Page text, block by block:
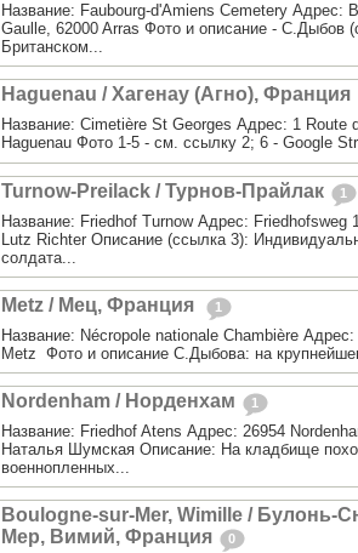
Название: Faubourg-d'Amiens Cemetery Адрес:
Gaulle, 62000 Arras Фото и описание - С.Дыбов
Британском...
Haguenau / Хагенау (Агно), Франция
Название: Сimetière St Georges Адрес: 1 Route
Haguenau Фото 1-5 - cм. ссылку 2; 6 - Google
Turnow-Preilack / Турнов-Прайлак 1
Название: Friedhof Turnow Адрес: Friedhofsweg
Lutz Richter Описание (ссылка 3):
солдата...
Metz / Мец, Франция ‎ 1
Название: Nécropole nationale Chambière
Metz ‎ Фото и описание С.Дыбова: на
Nordenham / Норденхам 1
Название: Friedhof Atens Адрес: 26954
Наталья Шумская Описание: На кладбище
военнопленных...
Boulogne-sur-Mer, Wimille / Булонь-
Мер, Вимий, Франция
0